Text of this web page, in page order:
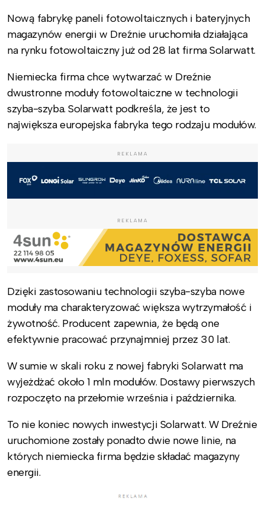
Nową fabrykę paneli fotowoltaicznych i bateryjnych
magazynów energii w Dreźnie uruchomiła działająca
na rynku fotowoltaiczny już od 28 lat firma Solarwatt.
Niemiecka firma chce wytwarzać w Dreźnie
dwustronne moduły fotowoltaiczne w technologii
szyba-szyba. Solarwatt podkreśla, że jest to
największa europejska fabryka tego rodzaju modułów.
REKLAMA
REKLAMA
Dzięki zastosowaniu technologii szyba-szyba nowe
moduły ma charakteryzować większa wytrzymałość i
żywotność. Producent zapewnia, że będą one
efektywnie pracować przynajmniej przez 30 lat.
W sumie w skali roku z nowej fabryki Solarwatt ma
wyjeżdżać około 1 mln modułów. Dostawy pierwszych
rozpoczęto na przełomie września i października.
To nie koniec nowych inwestycji Solarwatt. W Dreźnie
uruchomione zostały ponadto dwie nowe linie, na
których niemiecka firma będzie składać magazyny
energii.